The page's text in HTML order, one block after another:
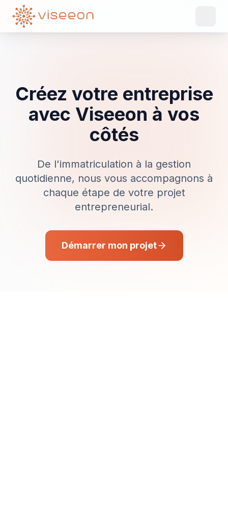
Créez votre entreprise
avec Viseeon à vos
côtés
De l'immatriculation à la gestion
quotidienne, nous vous accompagnons à
chaque étape de votre projet
entrepreneurial.
Démarrer mon projet